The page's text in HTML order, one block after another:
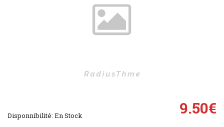
9.50€
Disponnibilité: En Stock